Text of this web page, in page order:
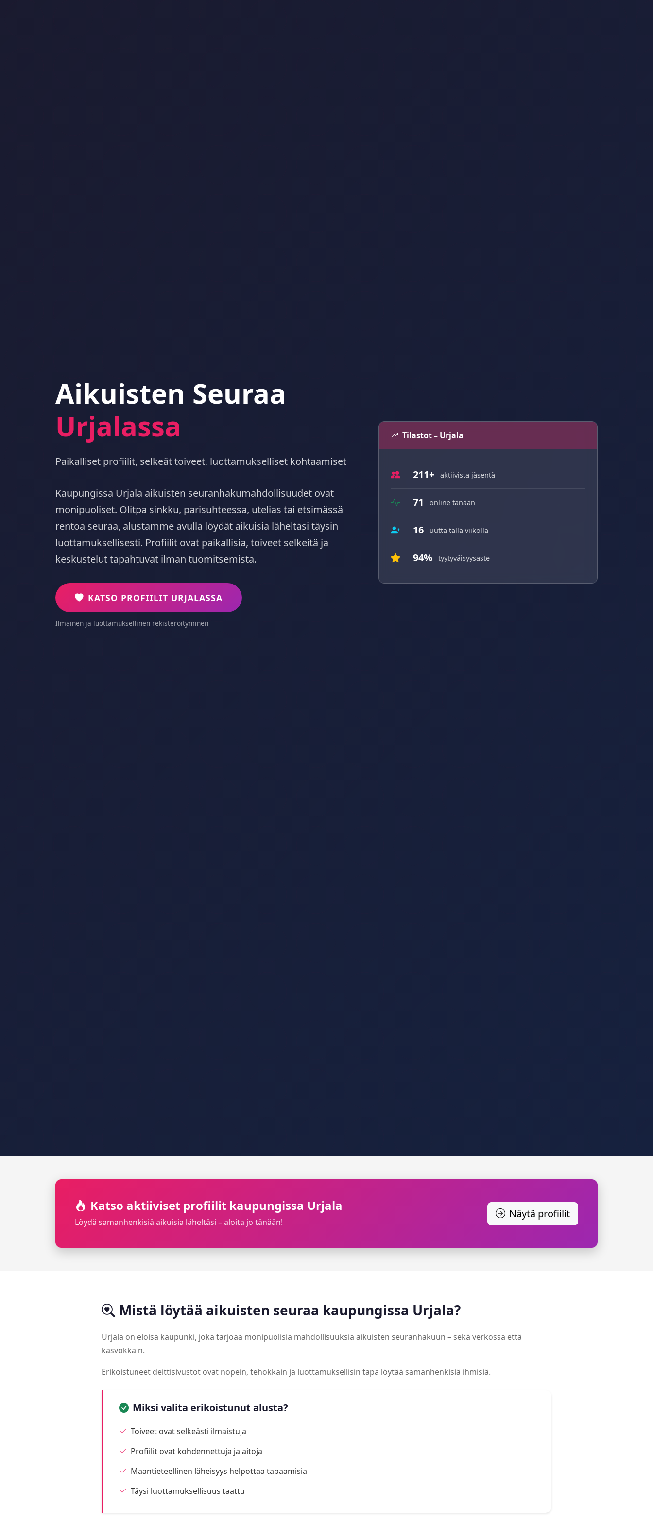
Aikuisten Seuraa
Urjalassa
Paikalliset profiilit, selkeät toiveet, luottamukselliset kohtaamiset
Kaupungissa Urjala aikuisten seuranhakumahdollisuudet ovat
monipuoliset. Olitpa sinkku, parisuhteessa, utelias tai etsimässä
rentoa seuraa, alustamme avulla löydät aikuisia läheltäsi täysin
luottamuksellisesti. Profiilit ovat paikallisia, toiveet selkeitä ja
keskustelut tapahtuvat ilman tuomitsemista.
KATSO PROFIILIT URJALASSA
Ilmainen ja luottamuksellinen rekisteröityminen
Tilastot – Urjala
211+ aktiivista jäsentä
71 online tänään
16 uutta tällä viikolla
94% tyytyväisyysaste
Katso aktiiviset profiilit kaupungissa Urjala
Löydä samanhenkisiä aikuisia läheltäsi – aloita jo tänään!
Näytä profiilit
Mistä löytää aikuisten seuraa kaupungissa Urjala?
Urjala on eloisa kaupunki, joka tarjoaa monipuolisia mahdollisuuksia aikuisten seuranhakuun – sekä verkossa että
kasvokkain.
Erikoistuneet deittisivustot ovat nopein, tehokkain ja luottamuksellisin tapa löytää samanhenkisiä ihmisiä.
Miksi valita erikoistunut alusta?
Toiveet ovat selkeästi ilmaistuja
Profiilit ovat kohdennettuja ja aitoja
Maantieteellinen läheisyys helpottaa tapaamisia
Täysi luottamuksellisuus taattu